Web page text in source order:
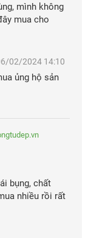
mình không
mua cho
02/2024 14:10
ủng hộ sản
bụng, chất
nhiều rồi rất